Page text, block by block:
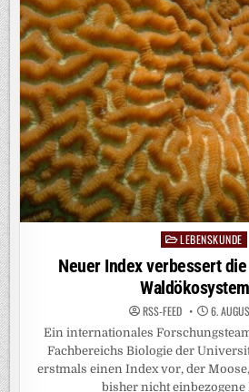
Posted
in
LEBENSKUNDE
Neuer Index verbessert
RSS-FEED 6.
Ein internationales
Fachbereichs Biologie der
erstmals einen Index vor, der
bisher nicht einbezogene